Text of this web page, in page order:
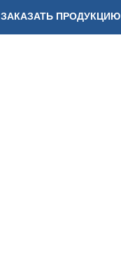
ЗАКАЗАТЬ ПРОДУКЦИЮ